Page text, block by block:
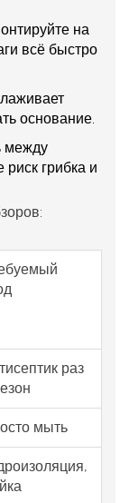
на
всё быстро
основание.
между
грибка и
раз
мыть